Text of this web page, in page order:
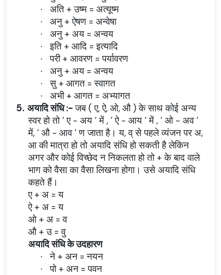
· अति + उष्म = अत्यूष्म
· अनु + ऐषण = अन्वेषा
· अनु + अय = अन्वय
· इति + आदि = इत्यादि
· परी + आवरण = पर्यावरण
· अनु + अय = अन्वय
· सु + आगत = स्वागत
·
अभी + आगत = अभ्यागत
5. अयादि संधि :-जब ( ए, ऐ, ओ, औ ) के साथ कोई अन्य
स्वर हो तो ‘ ए - अय ‘ में , ‘ ऐ - आय ‘ में , ‘ ओ - अव ‘
में, ‘ औ - आव ‘ ण जाता है। य, व् से पहले व्यंजन पर अ,
आ की मात्रा हो तो अयादि संधि हो सकती है लेकिन
अगर और कोई विच्छेद न निकलता हो तो + के बाद वाले
भाग को वैसा का वैसा लिखना होगा। उसे अयादि संधि
कहते हैं।
ए + अ = य
ऐ + अ = य
ओ + अ = व
औ + उ = वु
अयादि संधि के उदहारण
· ने + अन = नयन
· पो + अन = पवन